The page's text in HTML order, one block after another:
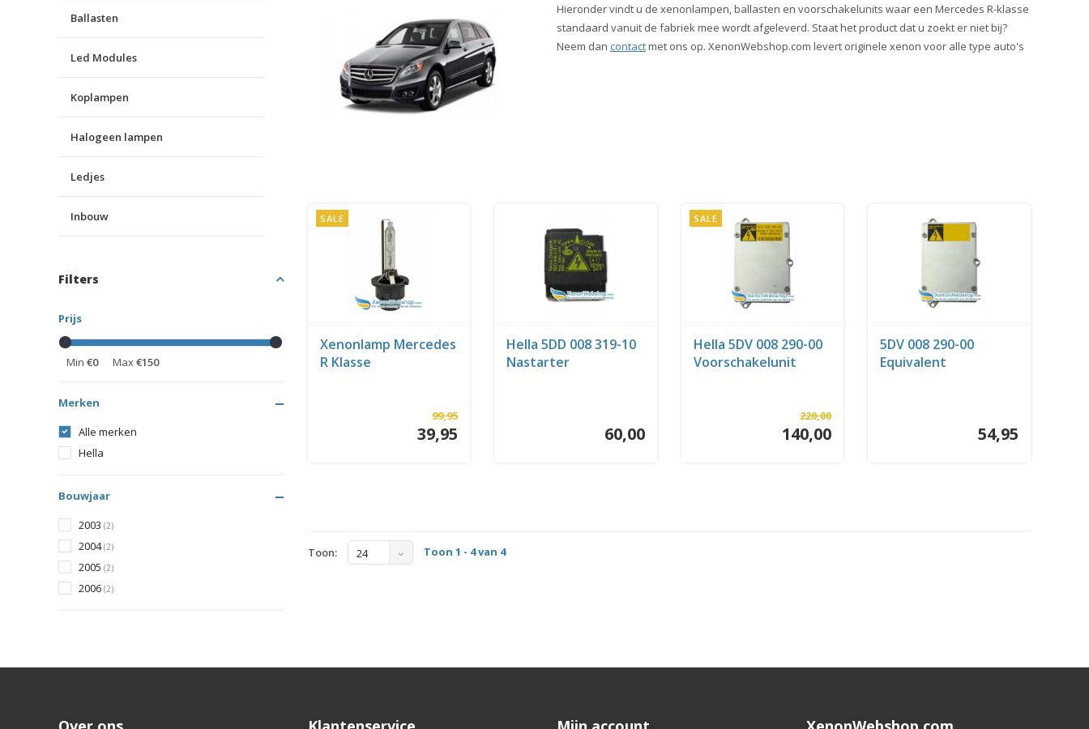
Ballasten
Led Modules
Koplampen
Halogeen lampen
Ledjes
Inbouw
Filters
Prijs
Min €0 Max €150
Merken
Alle merken
Hella
Bouwjaar
2003 (2)
2004(2)
2005 (2)
2006 (2)
Hieronder vindt u de xenonlampen, ballasten en voorschakelunits waar een Mercedes R-klasse
standaard vanuit de fabriek mee wordt afgeleverd. Staat het product dat u zoekt er niet bij?
Neem dan contactmet ons op. XenonWebshop.com levert originele xenon voor alle type auto's
SALE
Xenonlamp Mercedes
R Klasse
99,95
39,95
Hella 5DD 008 319-10
Nastarter
60,00
SALE
Hella 5DV 008 290-00
Voorschakelunit
220,00
140,00
5DV 008 290-00
Equivalent
54,95
Toon: 24 Toon 1 - 4 van 4